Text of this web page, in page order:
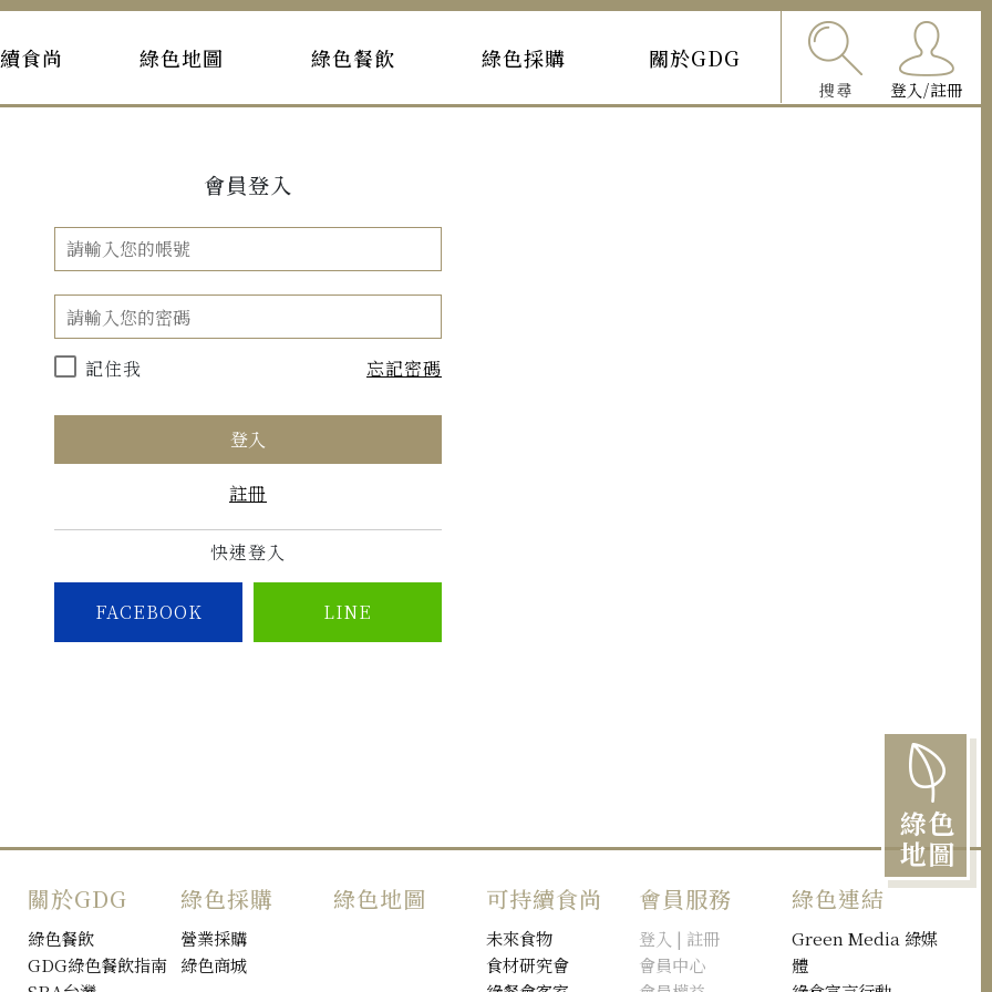
搜尋 登入/註冊
綠色
地圖
食尚 綠色地圖 綠色餐飲 綠色採購 關於GDG
會員登入
記住我 忘記密碼
登入
註冊
快速登入
FACEBOOK LINE
關於GDG
綠色餐飲
GDG綠色餐飲指南
綠色採購
營業採購
綠色商城
綠色地圖 可持續食尚
未來食物
食材研究會
會員服務
登入 | 註冊
會員中心
綠色連結
Green Media 綠媒
體